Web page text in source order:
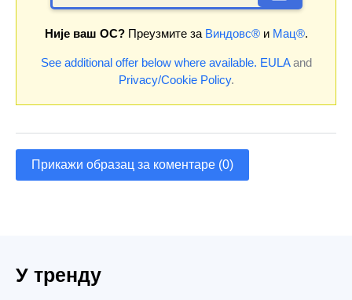
Није ваш ОС?Преузмите за Виндовс®и Мац®.
See additional offer below where available. EULAand
Privacy/Cookie Policy.
Прикажи образац за коментаре (0)
У тренду